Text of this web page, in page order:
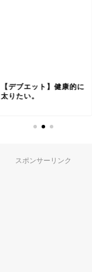
【デブエット】健康的に
太りたい。
スポンサーリンク